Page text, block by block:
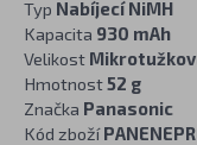
Typ Nabíjecí NiMH
Kapacita 930 mAh
Velikost
Hmotnost52 g
Značka Panasonic
Kód zboží